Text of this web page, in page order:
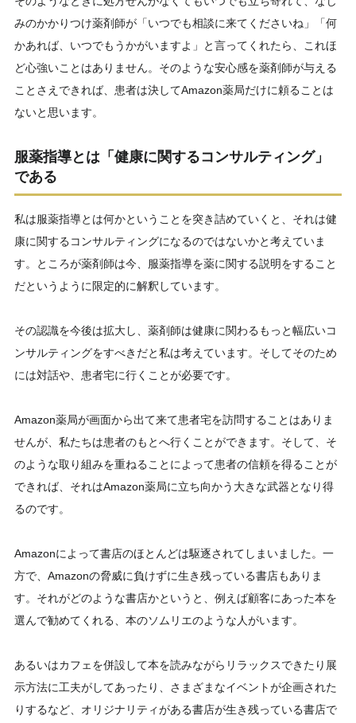
みのかかりつけ薬剤師が「いつでも相談に来てくださいね」「何
かあれば、いつでもうかがいますよ」と言ってくれたら、これほ
ど心強いことはありません。そのような安心感を薬剤師が与える
ことさえできれば、患者は決してAmazon薬局だけに頼ることは
ないと思います。
服薬指導とは「健康に関するコンサルティング」
である
私は服薬指導とは何かということを突き詰めていくと、それは健
康に関するコンサルティングになるのではないかと考えていま
す。ところが薬剤師は今、服薬指導を薬に関する説明をすること
だというように限定的に解釈しています。
その認識を今後は拡大し、薬剤師は健康に関わるもっと幅広いコ
ンサルティングをすべきだと私は考えています。そしてそのため
には対話や、患者宅に行くことが必要です。
Amazon薬局が画面から出て来て患者宅を訪問することはありま
せんが、私たちは患者のもとへ行くことができます。そして、そ
のような取り組みを重ねることによって患者の信頼を得ることが
できれば、それはAmazon薬局に立ち向かう大きな武器となり得
るのです。
Amazonによって書店のほとんどは駆逐されてしまいました。一
方で、Amazonの脅威に負けずに生き残っている書店もありま
す。それがどのような書店かというと、例えば顧客にあった本を
選んで勧めてくれる、本のソムリエのような人がいます。
あるいはカフェを併設して本を読みながらリラックスできたり展
示方法に工夫がしてあったり、さまざまなイベントが企画された
りするなど、オリジナリティがある書店が生き残っている書店で